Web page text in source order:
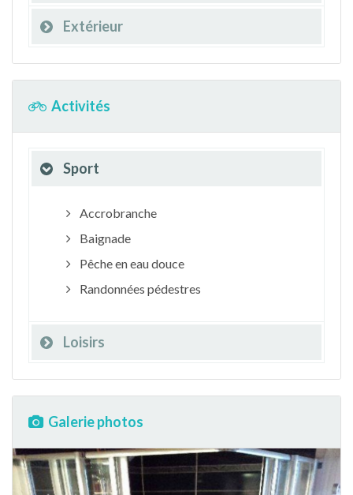
Extérieur
Activités
Sport
Accrobranche
Baignade
Pêche en eau douce
Randonnées pédestres
Loisirs
Galerie photos